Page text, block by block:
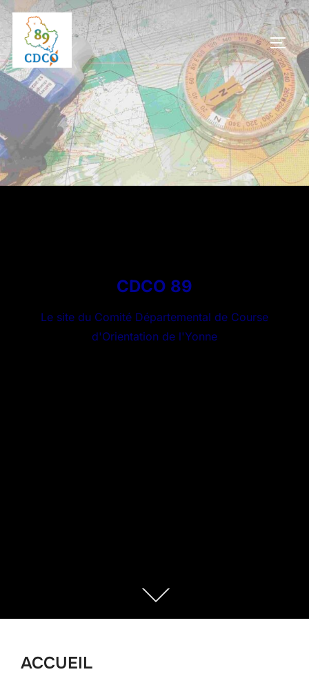
Aller
au
contenu
CDCO 89
Le site du Comité Départemental de Course
d'Orientation de l'Yonne
Descendre
au
ACCUEIL